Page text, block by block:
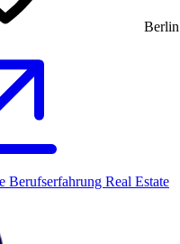
Berlin
Berufserfahrung Real Estate